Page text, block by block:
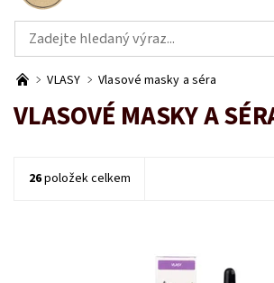
VLASY Vlasové masky a séra
VLASOVÉ MASKY A
26položek celkem